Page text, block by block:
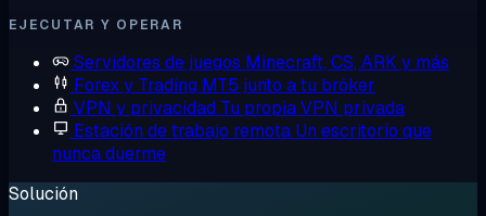
EJECUTAR Y OPERAR
Servidores de juegos Minecraft, CS, ARK y más
Forex y Trading MT5 junto a tu bróker
VPN y privacidad Tu propia VPN privada
Estación de trabajo remota Un escritorio que
nunca duerme
Solución